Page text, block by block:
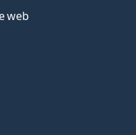
web